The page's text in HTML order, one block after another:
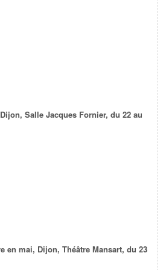
Salle Jacques Fornier, du 22 au
en mai, Dijon, Théâtre Mansart, du 23